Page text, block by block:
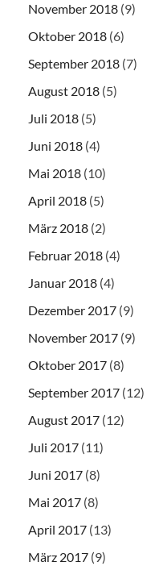
November 2018 (9)
Oktober 2018 (6)
September 2018 (7)
August 2018 (5)
Juli 2018 (5)
Juni 2018 (4)
Mai 2018 (10)
April 2018 (5)
März 2018 (2)
Februar 2018 (4)
Januar 2018 (4)
Dezember 2017 (9)
November 2017 (9)
Oktober 2017 (8)
September 2017 (12)
August 2017 (12)
Juli 2017 (11)
Juni 2017 (8)
Mai 2017 (8)
April 2017 (13)
März 2017 (9)